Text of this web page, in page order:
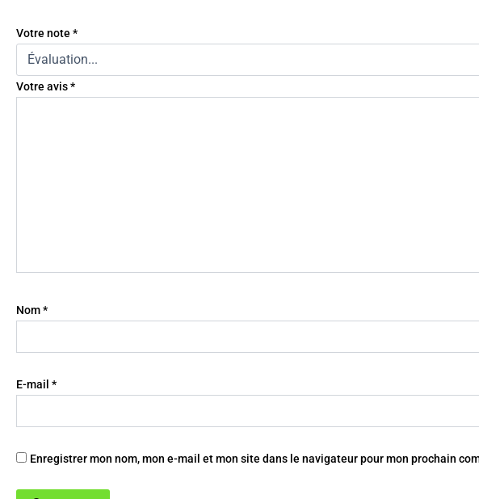
Votre note *
Votre avis*
Nom*
E-mail *
Enregistrer mon nom, mon e-mail et mon site dans le navigateur pour mon prochain